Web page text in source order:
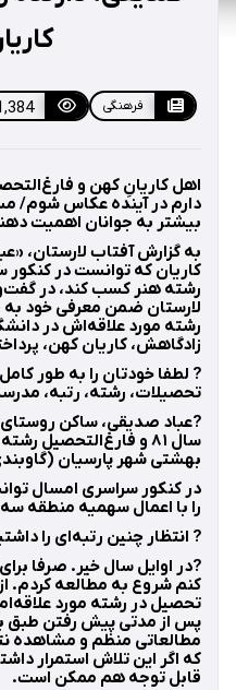
فرهنگی
اهل کاریانِ کهن و
دارم در آینده عکاس شوم/
بیشتر به جوانان اهمیت
به گزارش آفتاب لارستان،
رشته هنر کسب کند، در
لارستان ضمن معرفی خود به
رشته مورد علاقه‌اش در
زادگاهش، کاریان کهن،
? لطفا خودتان را به طور
تحصیلات، رشته، رتبه،
?عباد صدیقی، ساکن روستای
سال ۸۱ و فارغ‌التحصیل
بهشتی شهر پارسیان
را با اعمال سهمیه منطقه
? انتظار چنین رتبه‌ای را
?در اوایل سال خیر. صرفا
کنم شروع به مطالعه کردم.
تحصیل در رشته مورد
پس از مدتی پیش رفتن طبق
مطالعاتی منظم و مشاهده
که اگر این تلاش استمرار
قابل توجه هم ممکن است.